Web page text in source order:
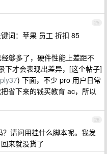
25
词：苹果 员工 折扣 85
够多了，硬件性能上差距不
下才会表现出差异，[这个帖子]
) 下面，不少 pro 用户日常
省下来的钱买教育 ac，所以
26
请问用挂什么脚本呢。我发
来就没货了